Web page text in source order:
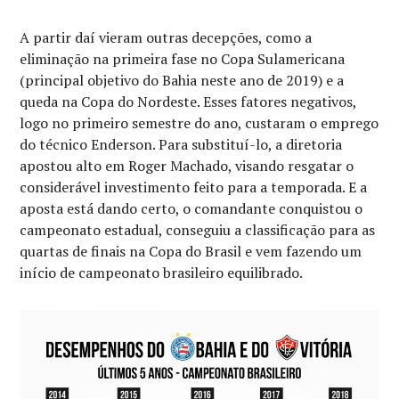
A partir daí vieram outras decepções, como a
eliminação na primeira fase no Copa Sulamericana
(principal objetivo do Bahia neste ano de 2019) e a
queda na Copa do Nordeste. Esses fatores negativos,
logo no primeiro semestre do ano, custaram o emprego
do técnico Enderson. Para substituí-lo, a diretoria
apostou alto em Roger Machado, visando resgatar o
considerável investimento feito para a temporada. E a
aposta está dando certo, o comandante conquistou o
campeonato estadual, conseguiu a classificação para as
quartas de finais na Copa do Brasil e vem fazendo um
início de campeonato brasileiro equilibrado.